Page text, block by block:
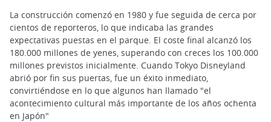
La construcción comenzó en 1980 y fue seguida de cerca por
cientos de reporteros, lo que indicaba las grandes
expectativas puestas en el parque. El coste final alcanzó los
180.000 millones de yenes, superando con creces los 100.000
millones previstos inicialmente. Cuando Tokyo Disneyland
abrió por fin sus puertas, fue un éxito inmediato,
convirtiéndose en lo que algunos han llamado "el
acontecimiento cultural más importante de los años ochenta
en Japón"